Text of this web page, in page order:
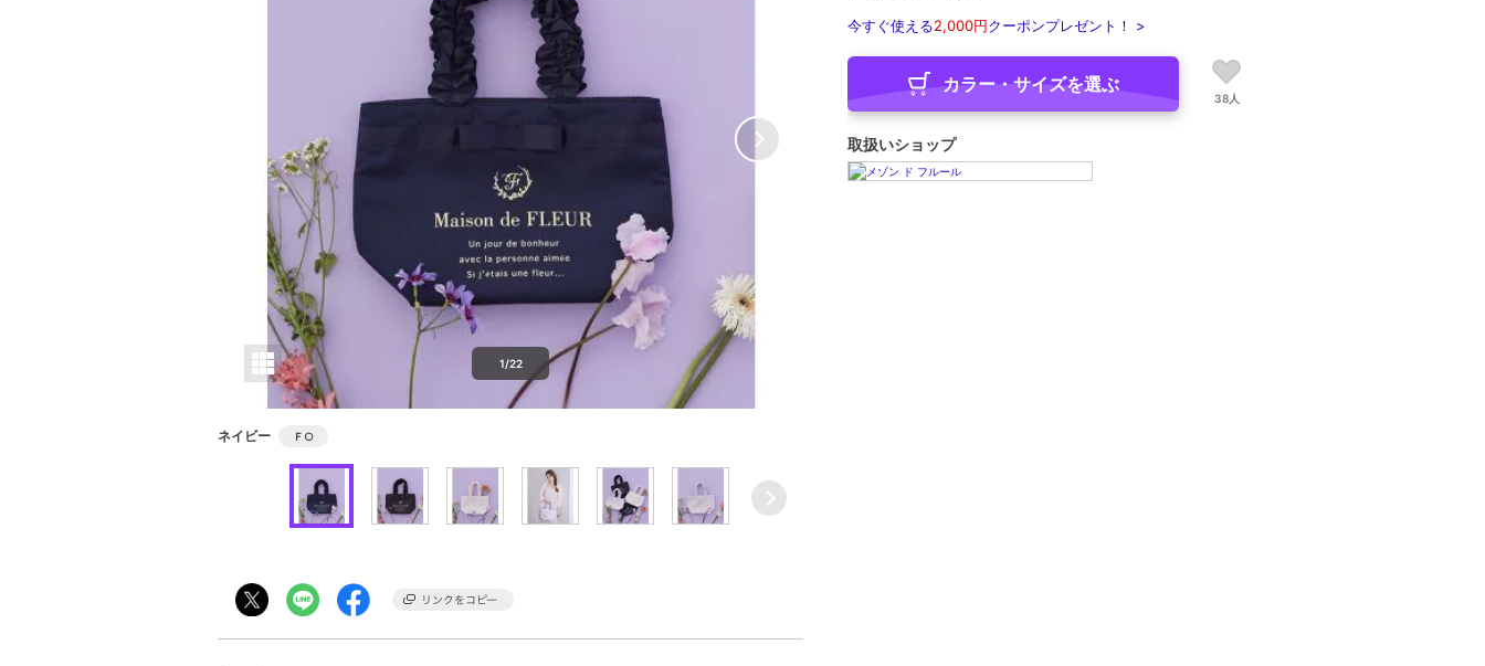
1/22
ネイビー Ｆ○
今すぐ使える2,000円クーポンプレゼント！ >
カラー・サイズを選ぶ
38人
取扱いショップ